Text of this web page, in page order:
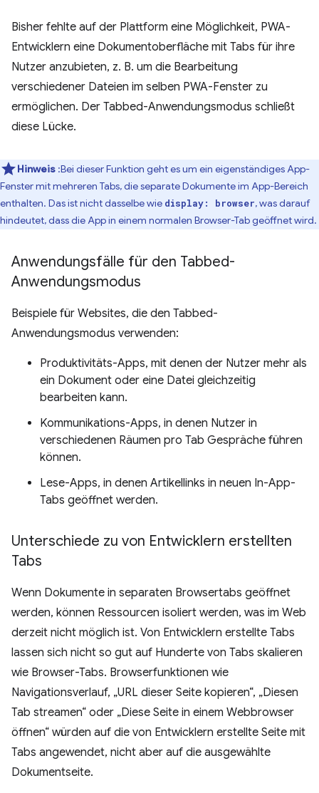
Bisher fehlte auf der Plattform eine Möglichkeit, PWA-
Entwicklern eine Dokumentoberfläche mit Tabs für ihre
Nutzer anzubieten, z. B. um die Bearbeitung
verschiedener Dateien im selben PWA-Fenster zu
ermöglichen. Der Tabbed-Anwendungsmodus schließt
diese Lücke.
Hinweis :Bei dieser Funktion geht es um ein eigenständiges App-
Fenster mit mehreren Tabs, die separate Dokumente im App-Bereich
enthalten. Das ist nicht dasselbe wie display: browser, was darauf
hindeutet, dass die App in einem normalen Browser-Tab geöffnet wird.
Anwendungsfälle für den Tabbed-
Anwendungsmodus
Beispiele für Websites, die den Tabbed-
Anwendungsmodus verwenden:
Produktivitäts-Apps, mit denen der Nutzer mehr als
ein Dokument oder eine Datei gleichzeitig
bearbeiten kann.
Kommunikations-Apps, in denen Nutzer in
verschiedenen Räumen pro Tab Gespräche führen
können.
Lese-Apps, in denen Artikellinks in neuen In-App-
Tabs geöffnet werden.
Unterschiede zu von Entwicklern erstellten
Tabs
Wenn Dokumente in separaten Browsertabs geöffnet
werden, können Ressourcen isoliert werden, was im Web
derzeit nicht möglich ist. Von Entwicklern erstellte Tabs
lassen sich nicht so gut auf Hunderte von Tabs skalieren
wie Browser-Tabs. Browserfunktionen wie
Navigationsverlauf, „URL dieser Seite kopieren“, „Diesen
Tab streamen“ oder „Diese Seite in einem Webbrowser
öffnen“ würden auf die von Entwicklern erstellte Seite mit
Tabs angewendet, nicht aber auf die ausgewählte
Dokumentseite.